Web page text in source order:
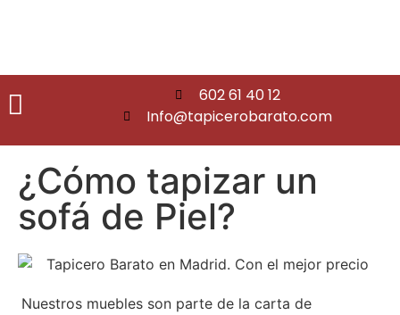
602 61 40 12
Info@tapicerobarato.com
¿Cómo tapizar un
sofá de Piel?
Nuestros muebles son parte de la carta de